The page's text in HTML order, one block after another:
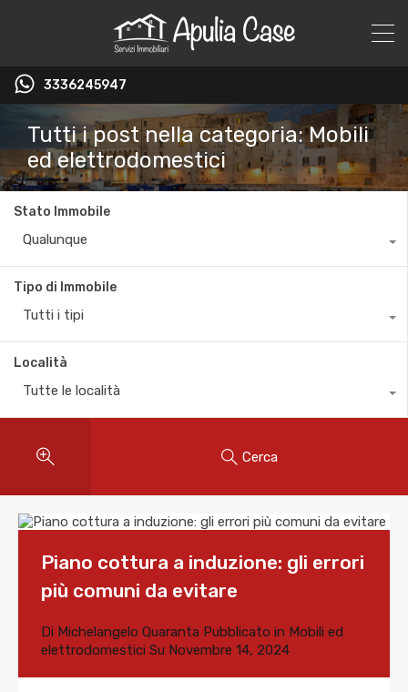
3336245947
Tutti i post nella categoria: Mobili
ed elettrodomestici
Stato Immobile
Qualunque
Tipo di Immobile
Tutti i tipi
Località
Tutte le località
Cerca
Piano cottura a induzione: gli errori
più comuni da evitare
Di Michelangelo Quaranta Pubblicato in Mobili ed
elettrodomestici Su Novembre 14, 2024